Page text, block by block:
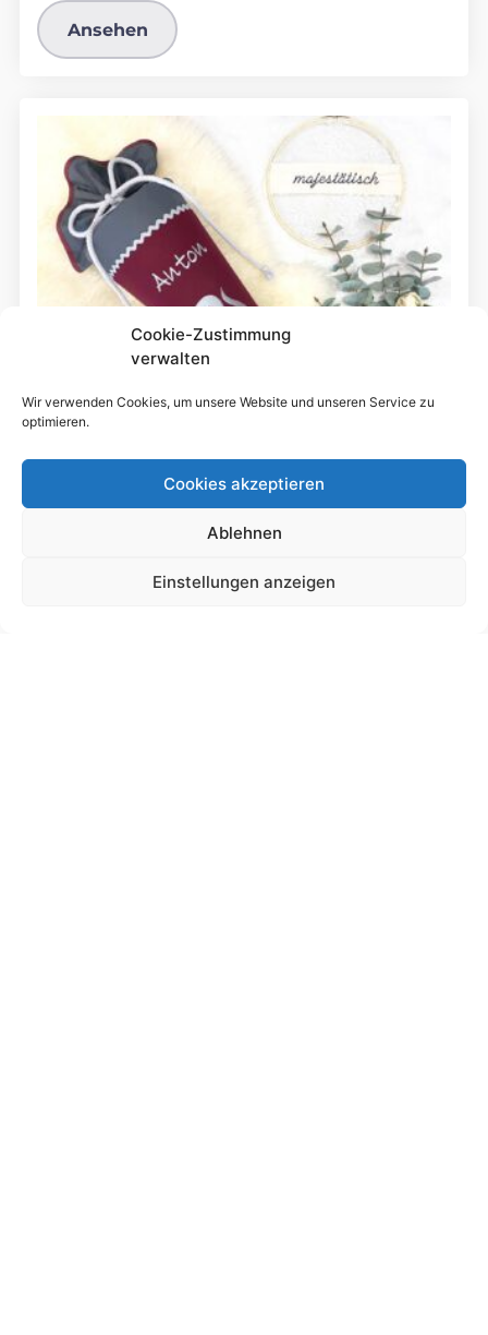
Cookie-Zustimmung
verwalten
Wir verwenden Cookies, um unsere Website und unseren Service zu
optimieren.
Cookies akzeptieren
Ablehnen
Einstellungen anzeigen
Ansehen
Schultütendesign „Anton“ Schlange